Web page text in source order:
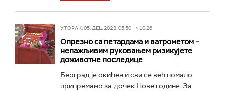
УТОРАК, 05. ДЕЦ 2023, 05:50 -> 10:26
Опрезно са петардама и ватрометом –
непажљивим руковањем ризикујете
доживотне последице
Београд је окићен и сви се већ помало
припремамо за дочек Нове године. За